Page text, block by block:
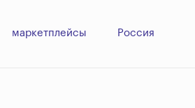
маркетплейсы Россия